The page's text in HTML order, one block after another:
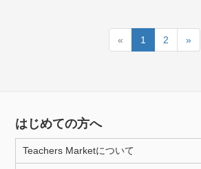
« 1 2 »
はじめての方へ
Teachers Marketについて